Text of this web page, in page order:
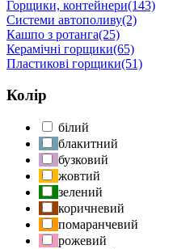
Горщики, контейнери(143)
Системи автополиву(2)
Кашпо з ротанга(25)
Керамічні горщики(65)
Пластикові горщики(51)
Колір
білий
блакитний
бузковий
жовтий
зелений
коричневий
помаранчевий
рожевий